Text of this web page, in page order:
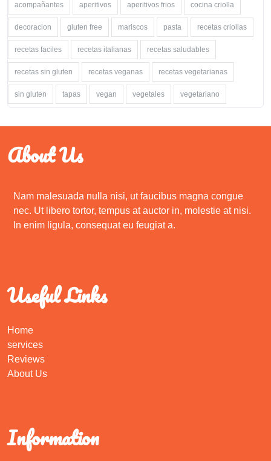
acompañantes aperitivos aperitivos frios cocina criolla
decoracion gluten free mariscos pasta recetas criollas
recetas faciles recetas italianas recetas saludables
recetas sin gluten recetas veganas recetas vegetarianas
sin gluten tapas vegan vegetales vegetariano
About Us
Nam malesuada nulla nisi, ut faucibus magna congue
nec. Ut libero tortor, tempus at auctor in, molestie at nisi.
In enim ligula, consequat eu feugiat a.
Useful Links
Home
services
Reviews
About Us
Information